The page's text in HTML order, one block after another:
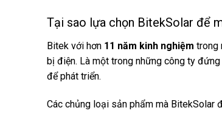
Tại sao lựa chọn BitekSolar để
Bitek với hơn 11 năm kinh nghiệm trong
bị điện. Là một trong những công ty
để phát triển.
Các chủng loại sản phẩm mà BitekSolar